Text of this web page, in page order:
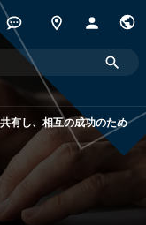
有し、相互の成功のため